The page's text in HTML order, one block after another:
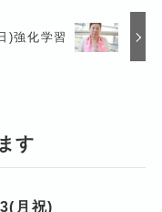
)強化学習
す
月祝)